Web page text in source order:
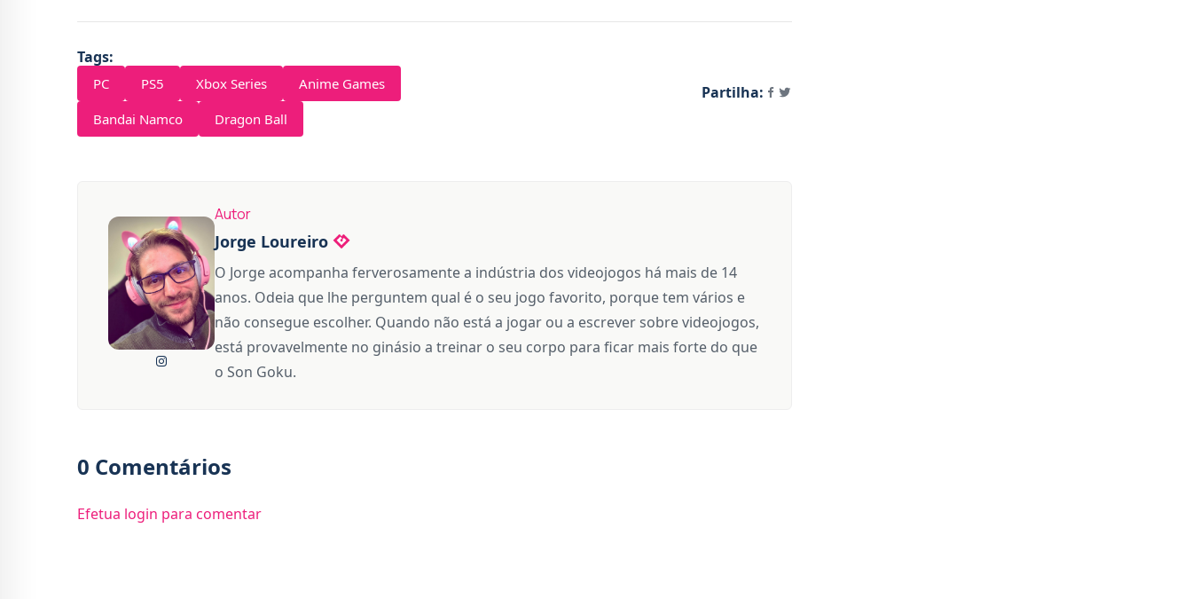
Tags:
PC PS5 Xbox Series
Anime Games
Bandai Namco
Dragon Ball
Partilha:
Autor
Jorge Loureiro
O Jorge acompanha ferverosamente a indústria dos videojogos há mais de 14
anos. Odeia que lhe perguntem qual é o seu jogo favorito, porque tem vários e
não consegue escolher. Quando não está a jogar ou a escrever sobre videojogos,
está provavelmente no ginásio a treinar o seu corpo para ficar mais forte do que
o Son Goku.
0 Comentários
Efetua login para comentar